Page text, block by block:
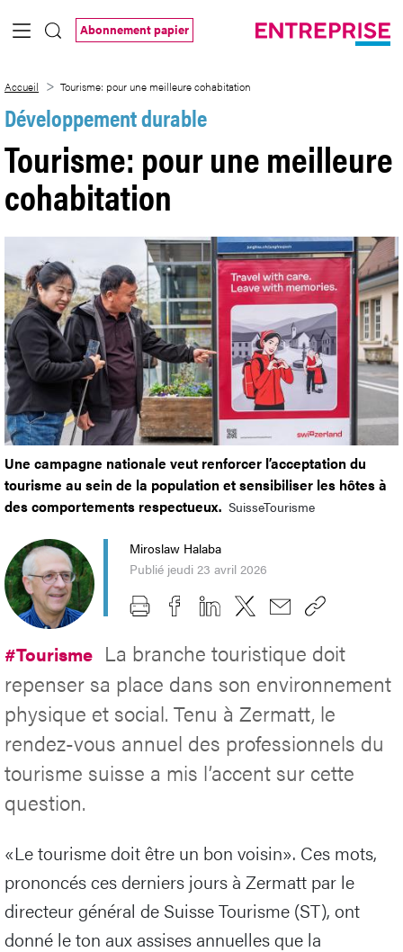
Saut au contenu principal
Abonnement papier
Accueil Tourisme: pour une meilleure cohabitation
Développement durable
Tourisme: pour une meilleure
cohabitation
Une campagne nationale veut renforcer l’acceptation du
tourisme au sein de la population et sensibiliser les hôtes à
des comportements respectueux. SuisseTourisme
Miroslaw Halaba
Publié jeudi 23 avril 2026
#Tourisme La branche touristique doit
repenser sa place dans son environnement
physique et social. Tenu à Zermatt, le
rendez-vous annuel des professionnels du
tourisme suisse a mis l’accent sur cette
question.
«Le tourisme doit être un bon voisin». Ces mots,
prononcés ces derniers jours à Zermatt par le
directeur général de Suisse Tourisme (ST), ont
donné le ton aux assises annuelles que la